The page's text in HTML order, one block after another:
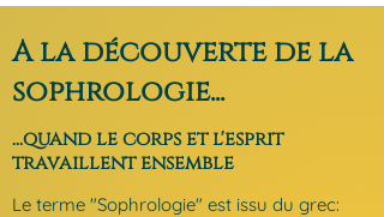
A la découverte de la
sophrologie...
...quand le corps et l'esprit
travaillent ensemble
Le terme "Sophrologie" est issu du grec: